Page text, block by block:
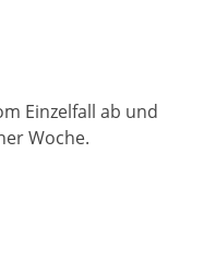
Einzelfall ab und
Woche.